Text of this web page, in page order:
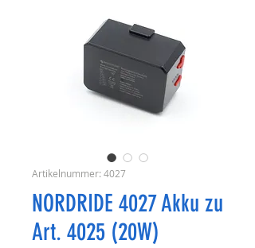
Artikelnummer: 4027
NORDRIDE 4027 Akku zu
Art. 4025 (20W)